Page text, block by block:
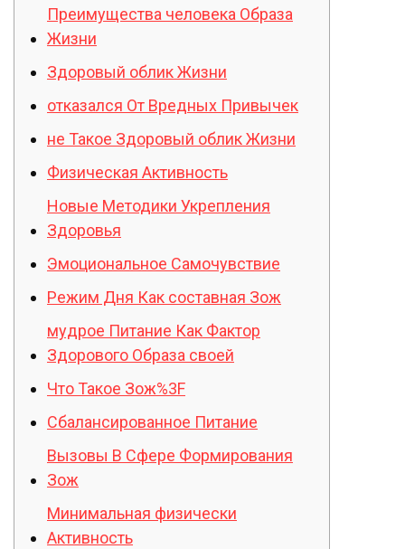
Преимущества человека Образа
Жизни
Здоровый облик Жизни
отказался От Вредных Привычек
не Такое Здоровый облик Жизни
Физическая Активность
Новые Методики Укрепления
Здоровья
Эмоциональное Самочувствие
Режим Дня Как составная Зож
мудрое Питание Как Фактор
Здорового Образа своей
Что Такое Зож%3F
Сбалансированное Питание
Вызовы В Сфере Формирования
Зож
Минимальная физически
Активность